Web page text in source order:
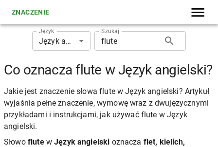
ZNACZENIE
Język
Język angielski
Szukaj
Co oznacza flute w Język angielski?
Jakie jest znaczenie słowa flute w Język angielski? Artykuł
wyjaśnia pełne znaczenie, wymowę wraz z dwujęzycznymi
przykładami i instrukcjami, jak używać flute w Język
angielski.
Słowo flutewJęzyk angielski oznacza flet, kielich,